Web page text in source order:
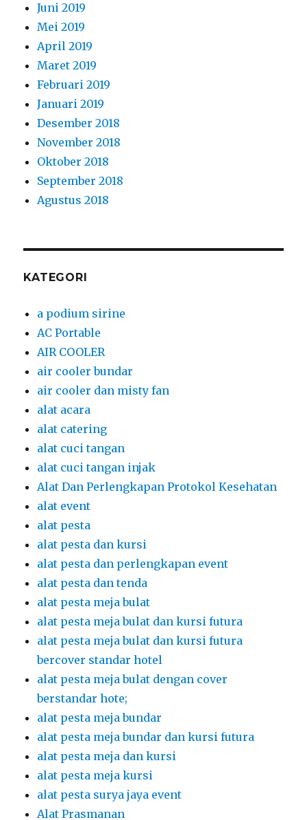
Juni 2019
Mei 2019
April 2019
Maret 2019
Februari 2019
Januari 2019
Desember 2018
November 2018
Oktober 2018
September 2018
Agustus 2018
KATEGORI
a podium sirine
AC Portable
AIR COOLER
air cooler bundar
air cooler dan misty fan
alat acara
alat catering
alat cuci tangan
alat cuci tangan injak
Alat Dan Perlengkapan Protokol Kesehatan
alat event
alat pesta
alat pesta dan kursi
alat pesta dan perlengkapan event
alat pesta dan tenda
alat pesta meja bulat
alat pesta meja bulat dan kursi futura
alat pesta meja bulat dan kursi futura
bercover standar hotel
alat pesta meja bulat dengan cover
berstandar hote;
alat pesta meja bundar
alat pesta meja bundar dan kursi futura
alat pesta meja dan kursi
alat pesta meja kursi
alat pesta surya jaya event
Alat Prasmanan